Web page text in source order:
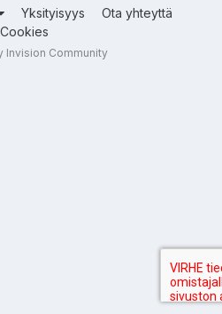
Yksityisyys
Ota yhteyttä
Cookies
Invision Community